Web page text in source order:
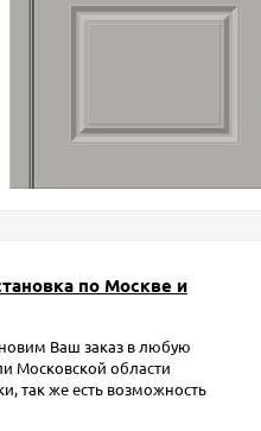
по Москве и
Ваш заказ в любую
Московской области
так же есть возможность